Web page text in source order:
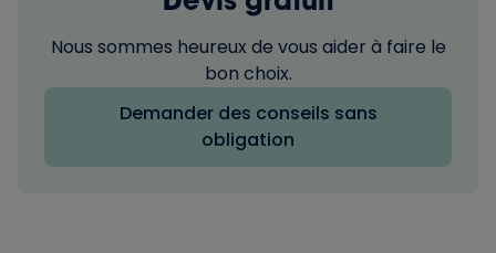
Nous sommes heureux de vous aider à faire le
bon choix.
Demander des conseils sans
obligation